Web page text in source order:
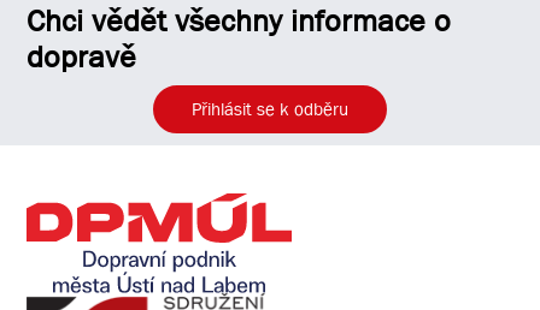
Chci vědět všechny informace o
dopravě
Přihlásit se k odběru